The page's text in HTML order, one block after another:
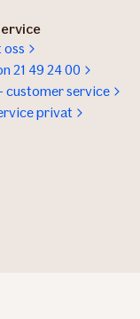
oss
21 49 24 00
customer service
privat